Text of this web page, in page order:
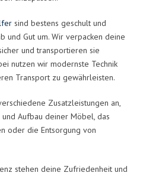
sind bestens geschult und
und Gut um. Wir verpacken deine
und transportieren sie
nutzen wir modernste Technik
Transport zu gewährleisten.
Zusatzleistungen an,
Aufbau deiner Möbel, das
oder die Entsorgung von
stehen deine Zufriedenheit und